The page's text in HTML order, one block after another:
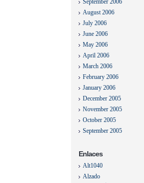
September 2006
August 2006
July 2006
June 2006
May 2006
April 2006
March 2006
February 2006
January 2006
December 2005
November 2005
October 2005
September 2005
Enlaces
Alt1040
Alzado